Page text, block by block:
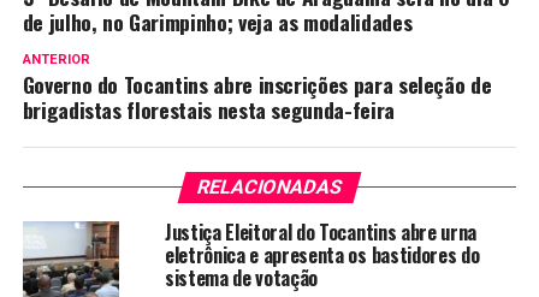
de julho, no Garimpinho; veja as modalidades
ANTERIOR
Governo do Tocantins abre inscrições para seleção de
brigadistas florestais nesta segunda-feira
RELACIONADAS
Justiça Eleitoral do Tocantins abre urna
eletrônica e apresenta os bastidores do
sistema de votação